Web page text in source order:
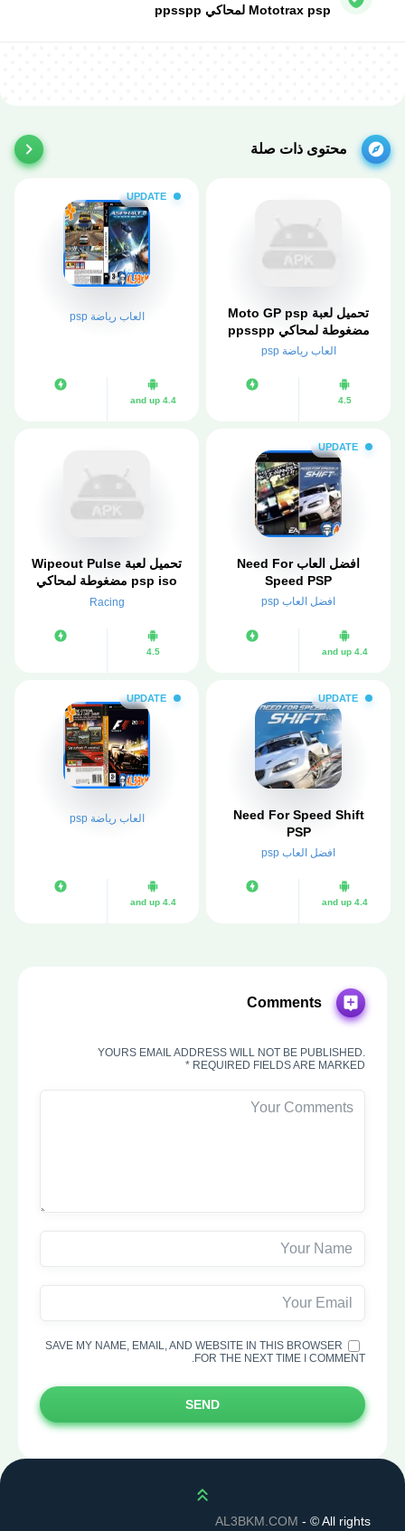
Mototrax psp لمحاكي ppsspp
محتوى ذات صلة
تحميل لعبة Moto GP psp
مضغوطة لمحاكي ppsspp
العاب رياضة psp
4.5
UPDATE
العاب رياضة psp
4.4 and up
UPDATE
افضل العاب Need For
Speed PSP
افضل العاب psp
4.4 and up
تحميل لعبة Wipeout Pulse
psp iso مضغوطة لمحاكي
ppsspp
Racing
4.5
UPDATE
Need For Speed Shift
PSP
افضل العاب psp
4.4 and up
UPDATE
العاب رياضة psp
4.4 and up
Comments
YOURS EMAIL ADDRESS WILL NOT BE PUBLISHED.
REQUIRED FIELDS ARE MARKED *
SAVE MY NAME, EMAIL, AND WEBSITE IN THIS BROWSER
FOR THE NEXT TIME I COMMENT.
SEND
Scroll up
AL3BKM.COM - ©All rights